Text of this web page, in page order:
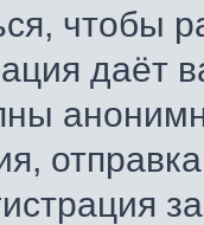
чтобы
даёт